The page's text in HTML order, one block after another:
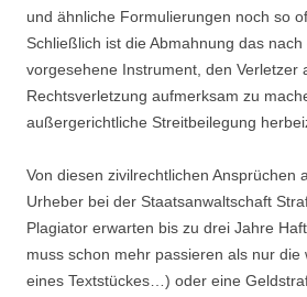
und ähnliche Formulierungen noch so
Schließlich ist die Abmahnung das
vorgesehene Instrument, den Verletzer
Rechtsverletzung aufmerksam zu
außergerichtliche Streitbeilegung
Von diesen zivilrechtlichen Ansprüchen
Urheber bei der Staatsanwaltschaft
Plagiator erwarten bis zu drei Jahre
muss schon mehr passieren als nur die
eines Textstückes…) oder eine